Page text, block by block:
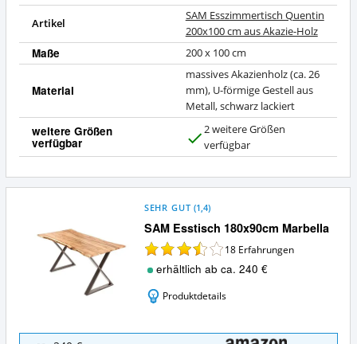
Artikel
SAM Esszimmertisch Quentin
200x100 cm aus Akazie-Holz
Maße 200 x 100 cm
Material
massives Akazienholz (ca. 26
mm), U-förmige Gestell aus
Metall, schwarz lackiert
weitere Größen
verfügbar
a
2 weitere Größen
verfügbar
SAM Esstisch 180x90cm Marbella
SEHR GUT (1,4)
18 Erfahrungen
erhältlich ab ca. 240 €
Produktdetails
SAM